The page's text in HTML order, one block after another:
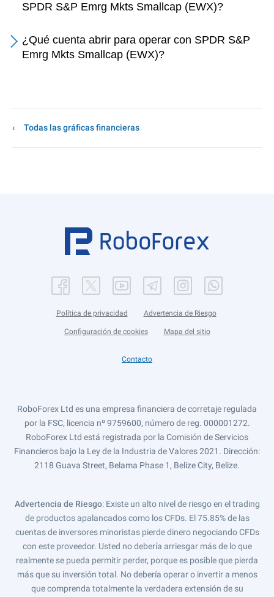
SPDR S&P Emrg Mkts Smallcap (EWX)?
¿Qué cuenta abrir para operar con SPDR S&P
Emrg Mkts Smallcap (EWX)?
Todas las gráficas financieras
Política de privacidad Advertencia de Riesgo
Configuración de cookies Mapa del sitio
Contacto
RoboForex Ltd es una empresa financiera de corretaje regulada
por la FSC, licencia nº 9759600, número de reg. 000001272.
RoboForex Ltd está registrada por la Comisión de Servicios
Financieros bajo la Ley de la Industria de Valores 2021. Dirección:
2118 Guava Street, Belama Phase 1, Belize City, Belize.
Advertencia de Riesgo: Existe un alto nivel de riesgo en el trading
de productos apalancados como los CFDs. El 75.85% de las
cuentas de inversores minoristas pierde dinero negociando CFDs
con este proveedor. Usted no debería arriesgar más de lo que
realmente se pueda permitir perder, porque es posible que pierda
más que su inversión total. No debería operar o invertir a menos
que comprenda totalmente la verdadera extensión de su